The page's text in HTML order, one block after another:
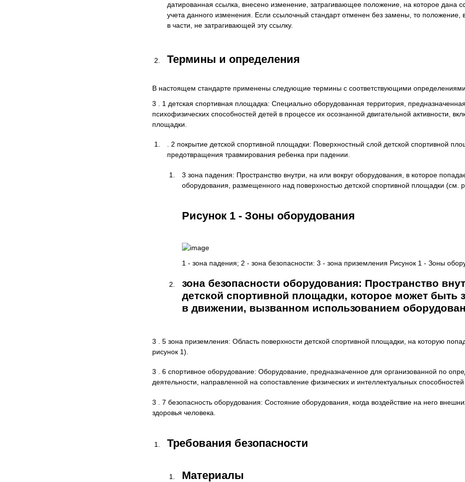
датированная ссылка, внесено изменение, затрагивающее положение, на которое дана
учета данного изменения. Если ссылочный стандарт отменен без замены, то
в части, не затрагивающей эту ссылку.
Термины и определения
В настоящем стандарте применены следующие термины с соответствующими
3 . 1 детская спортивная площадка: Специально оборудованная территория,
психофизических способностей детей в процессе их осознанной двигательной активности,
площадки.
. 2 покрытие детской спортивной площадки: Поверхностный слой детской спортивной
предотвращения травмирования ребенка при падении.
3 зона падения: Пространство внутри, на или вокруг оборудования, в которое
оборудования, размещенного над поверхностью детской спортивной площадки (см.
Рисунок 1 - Зоны оборудования
1 - зона падения; 2 - зона безопасности: 3 - зона приземления Рисунок 1 - Зоны
зона безопасности оборудования: Пространство
детской спортивной площадки, которое может быть
в движении, вызванном использованием
3 . 5 зона приземления: Область поверхности детской спортивной площадки, на которую
рисунок 1).
3 . 6 спортивное оборудование: Оборудование, предназначенное для организованной по
деятельности, направленной на сопоставление физических и интеллектуальных
3 . 7 безопасность оборудования: Состояние оборудования, когда воздействие на него
здоровья человека.
Требования безопасности
Материалы